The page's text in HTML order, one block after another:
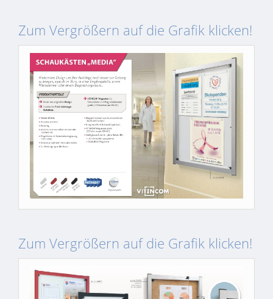
Zum Vergrößern auf die Grafik klicken!
Zum Vergrößern auf die Grafik klicken!